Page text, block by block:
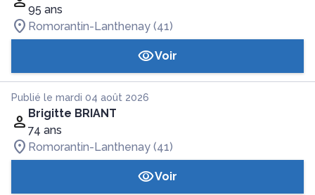
95 ans
Romorantin-Lanthenay (41)
Voir
Publié le mardi 04 août 2026
Brigitte BRIANT
74 ans
Romorantin-Lanthenay (41)
Voir